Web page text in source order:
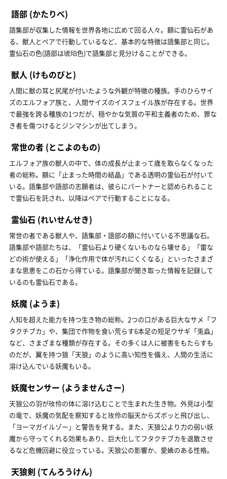
語部 (かたりべ)
語集部が収集した情報を世界各地に広めて回る人々。額に霊仙石があ
る、獣人とペアで行動しているなど、基本的な特徴は語集部と同じ。
霊仙石の色(語部は琥珀色)で語集部と見分けることができる。
獣人 (けものびと)
人間に獣の耳と尻尾が付いたような外観が特徴の種族。手のひらサイ
ズのエルフォア族と、人間サイズのイスフェイル族が存在する。世界
で最強を誇る種族の1つだが、穏やかな気質の平和主義者のため、罪な
き者を傷つけるとジンマシンが出てしまう。
常世の者 (とこよのもの)
エルフォア族の獣人の中で、体の成長が止まって歳を取らなくなった
者の総称。額に「止まった時間の結晶」である透明の霊仙石が付いて
いる。語集部や語部の志願者は、彼らにパートナーと認められること
で霊仙石を託され、以降はペアで行動することになる。
霊仙石 (れいせんせき)
常世の者である獣人や、語集部・語部の額に付いている不思議な石。
語集部や語部たちは、「霊仙石より硬くないものなら壊せる」「雷な
どの術が使える」「浄化作用で体が汚れにくくなる」といったさまざ
まな恩恵をこの石から得ている。語集部が聞き取った情報を記録して
いるのも霊仙石である。
妖魔 (ようま)
人知を超えた能力を持つ生き物の総称。2つの口がある巨大なサメ「フ
タクチブカ」や、集団で作物を食い荒らす6本足の短足ウサギ「兎蟲」
など、さまざまな種類が存在する。その多くは人に被害をもたらすも
のだが、翼を持つ狼「天狼」のように高い知性を備え、人間の生活に
溶け込んでいる妖魔もいる。
妖魔センサー (ようませんさー)
天狼公の羽が玫伶の体に溶け込むことで生まれた生き物。外見は小型
の竜で、妖魔の気配を察知すると玫伶の脳天からズボッと飛び出し、
「ヨーマガイルゾー」と警告を発する。また、天狼公より力の弱い妖
魔から守ってくれる効果もあり、巨大化してフタクチブカを退散させ
るなど危機回避に役立っている。天狼公の影響か、愛嬌のある性格。
天狼剣 (てんろうけん)